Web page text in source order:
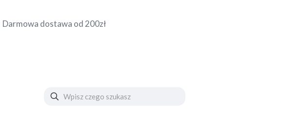
Darmowa dostawa od 200zł